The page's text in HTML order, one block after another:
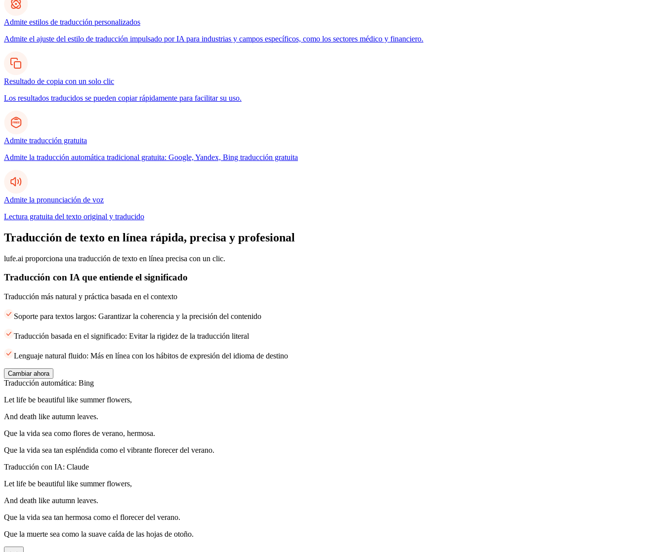
Admite estilos de traducción personalizados
Admite el ajuste del estilo de traducción impulsado por IA para industrias y campos específicos, como los sectores médico y financiero.
Resultado de copia con un solo clic
Los resultados traducidos se pueden copiar rápidamente para facilitar su uso.
Admite traducción gratuita
Admite la traducción automática tradicional gratuita: Google, Yandex, Bing traducción gratuita
Admite la pronunciación de voz
Lectura gratuita del texto original y traducido
Traducción de texto en línea rápida, precisa y profesional
lufe.ai proporciona una traducción de texto en línea precisa con un clic.
Traducción con IA que entiende el significado
Traducción más natural y práctica basada en el contexto
Soporte para textos largos: Garantizar la coherencia y la precisión del contenido
Traducción basada en el significado: Evitar la rigidez de la traducción literal
Lenguaje natural fluido: Más en línea con los hábitos de expresión del idioma de destino
Cambiar ahora
Traducción automática: Bing
Let life be beautiful like summer flowers,
And death like autumn leaves.
Que la vida sea como flores de verano, hermosa.
Que la vida sea tan espléndida como el vibrante florecer del verano.
Traducción con IA: Claude
Let life be beautiful like summer flowers,
And death like autumn leaves.
Que la vida sea tan hermosa como el florecer del verano.
Que la muerte sea como la suave caída de las hojas de otoño.